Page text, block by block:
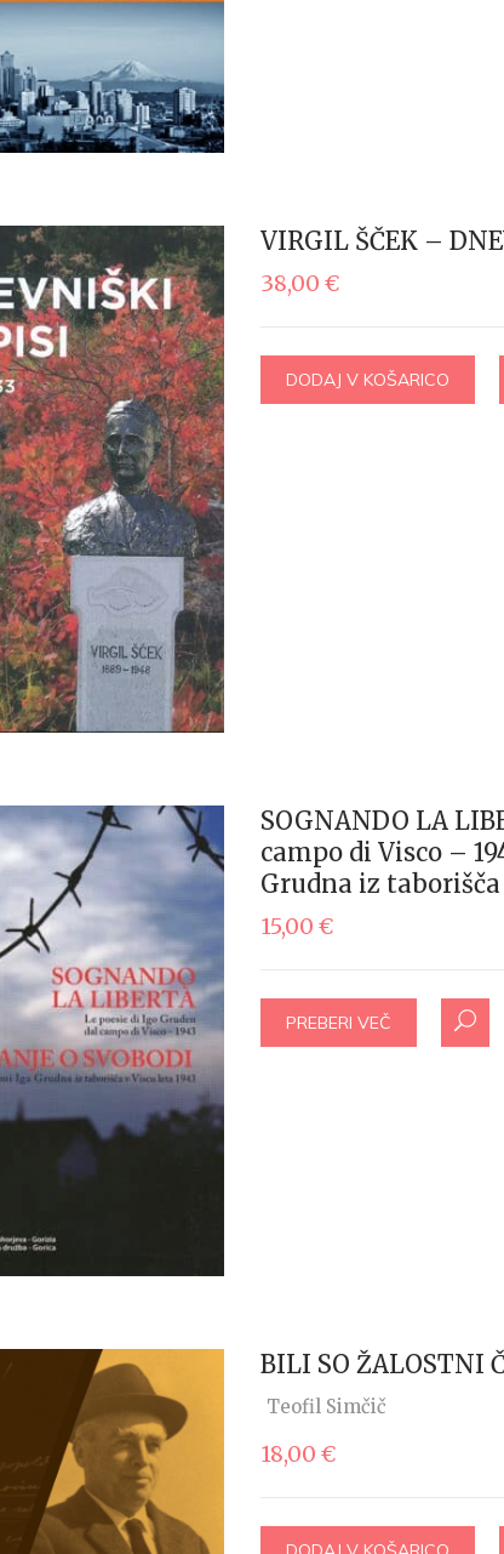
VIRGIL ŠČEK –
38,00€
DODAJ V KOŠARICO
SOGNANDO LA
campo di Visco –
Grudna iz taborišča
15,00€
PREBERI VEČ
BILI SO ŽALOSTNI
Teofil Simčič
18,00€